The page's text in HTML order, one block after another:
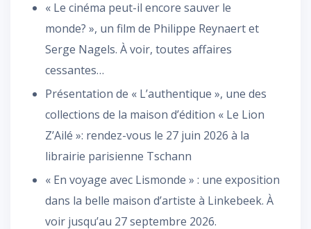
« Le cinéma peut-il encore sauver le
monde? », un film de Philippe Reynaert et
Serge Nagels. À voir, toutes affaires
cessantes…
Présentation de « L’authentique », une des
collections de la maison d’édition « Le Lion
Z’Ailé »: rendez-vous le 27 juin 2026 à la
librairie parisienne Tschann
« En voyage avec Lismonde » : une exposition
dans la belle maison d’artiste à Linkebeek. À
voir jusqu’au 27 septembre 2026.